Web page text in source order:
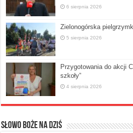
6 sierpnia 2026
Zielonogórska
5 sierpnia 2026
Przygotowania do akcji
szkoły”
4 sierpnia 2026
Słowo Boże na dziś